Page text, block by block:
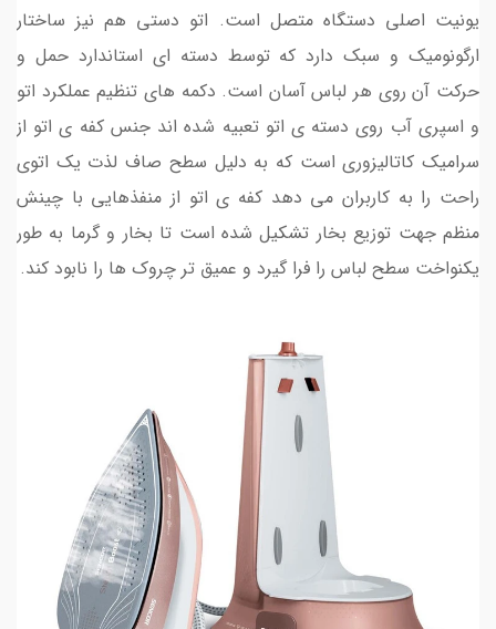
یونیت اصلی دستگاه متصل است. اتو دستی هم نیز ساختار
ارگونومیک و سبک دارد که توسط دسته ای استاندارد حمل و
حرکت آن روی هر لباس آسان است. دکمه های تنظیم عملکرد اتو
و اسپری آب روی دسته ی اتو تعبیه شده اند جنس کفه ی اتو از
سرامیک کاتالیزوری است که به دلیل سطح صاف لذت یک اتوی
راحت را به کاربران می دهد کفه ی اتو از منفذهایی با چینش
منظم جهت توزیع بخار تشکیل شده است تا بخار و گرما به طور
یکنواخت سطح لباس را فرا گیرد و عمیق تر چروک ها را نابود کند.